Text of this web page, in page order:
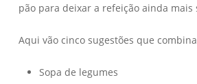
pão para deixar a refeição ainda mais
Aqui vão cinco sugestões que
Sopa de legumes